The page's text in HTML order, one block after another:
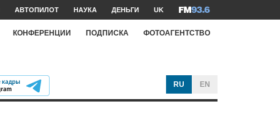
АВТОПИЛОТ НАУКА ДЕНЬГИ UK
КОНФЕРЕНЦИИ ПОДПИСКА ФОТОАГЕНТСТВО
RU EN